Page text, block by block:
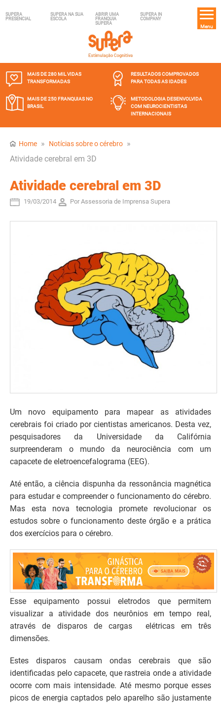
SUPERA
PRESENCIAL
SUPERA NA SUA
ESCOLA
ABRIR UMA
FRANQUIA
SUPERA
SUPERA IN
COMPANY
Menu
MAIS DE 280 MILVIDAS
TRANSFORMADAS
RESULTADOS COMPROVADOS
PARA TODAS AS IDADES
MAIS DE 250 FRANQUIASNO
BRASIL
METODOLOGIA DESENVOLVIDA
COM NEUROCIENTISTAS
INTERNACIONAIS
Home » Notícias sobre o cérebro »
Atividade cerebral em 3D
Atividade cerebral em 3D
19/03/2014 Por Assessoria de Imprensa Supera
Um novo equipamento para mapear as atividades
cerebrais foi criado por cientistas americanos. Desta vez,
pesquisadores da Universidade da Califórnia
surpreenderam o mundo da neurociência com um
capacete de eletroencefalograma (EEG).
Até então, a ciência dispunha da ressonância magnética
para estudar e compreender o funcionamento do cérebro.
Mas esta nova tecnologia promete revolucionar os
estudos sobre o funcionamento deste órgão e a prática
dos exercícios para o cérebro.
Esse equipamento possui eletrodos que permitem
visualizar a atividade dos neurônios em tempo real,
através de disparos de cargas elétricas em três
dimensões.
Estes disparos causam ondas cerebrais que são
identificadas pelo capacete, que rastreia onde a atividade
ocorre com mais intensidade. Até mesmo porque esses
picos de energia captados pelo aparelho são justamente